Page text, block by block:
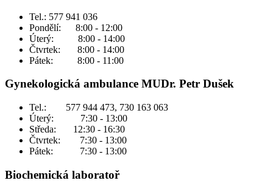
Tel.: 577 941 036
Pondělí: 8:00 - 12:00
Úterý: 8:00 - 14:00
Čtvrtek: 8:00 - 14:00
Pátek: 8:00 - 11:00
Gynekologická ambulance MUDr. Petr Dušek
Tel.: 577 944 473, 730 163 063
Úterý: 7:30 - 13:00
Středa: 12:30 - 16:30
Čtvrtek: 7:30 - 13:00
Pátek: 7:30 - 13:00
Biochemická laboratoř